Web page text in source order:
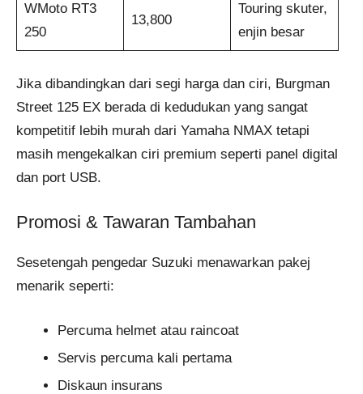
WMoto RT3
250
13,800
Touring skuter,
enjin besar
Jika dibandingkan dari segi harga dan ciri, Burgman
Street 125 EX berada di kedudukan yang sangat
kompetitif lebih murah dari Yamaha NMAX tetapi
masih mengekalkan ciri premium seperti panel digital
dan port USB.
Promosi & Tawaran Tambahan
Sesetengah pengedar Suzuki menawarkan pakej
menarik seperti:
Percuma helmet atau raincoat
Servis percuma kali pertama
Diskaun insurans